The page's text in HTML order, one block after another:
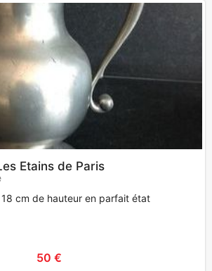
Etains de Paris
cm de hauteur en parfait état
50 €